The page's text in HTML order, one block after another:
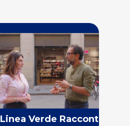
Linea Verde Racconti: